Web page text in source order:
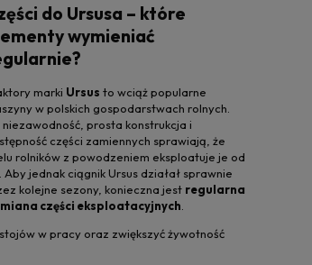
do Ursusa – które
wymieniać
marki Ursus to wciąż popularne
w polskich gospodarstwach rolnych.
niezawodność, prosta konstrukcja i
części zamiennych sprawiają, że
rolników z powodzeniem eksploatuje je od
Aby jednak ciągnik Ursus działał sprawnie
kolejne sezony, konieczna jest regularna
części eksploatacyjnych
w pracy oraz zwiększyć żywotność